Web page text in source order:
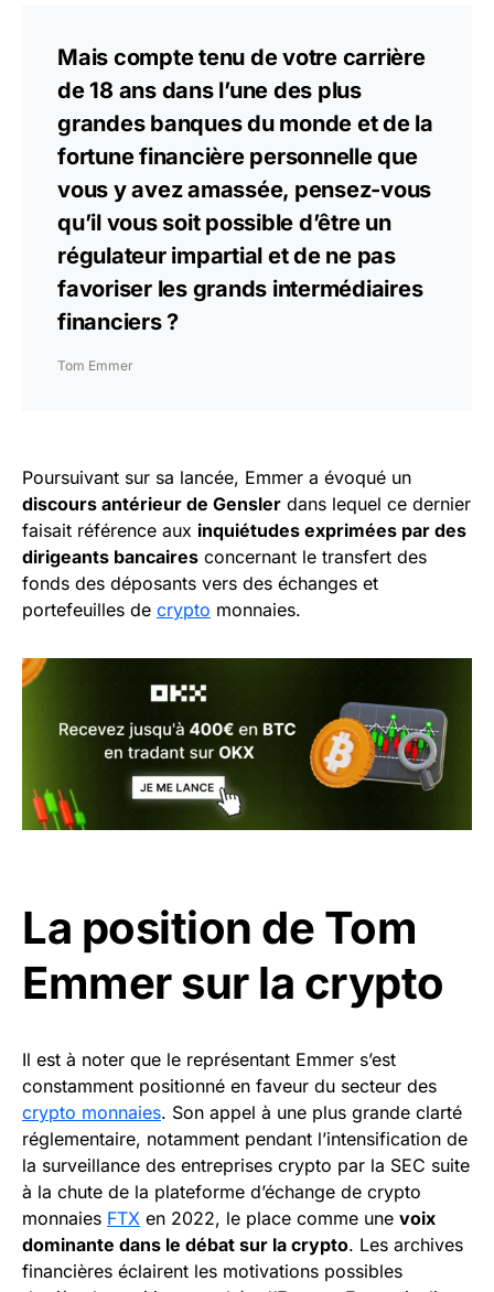
Mais compte tenu de votre carrière
de 18 ans dans l’une des plus
grandes banques du monde et de la
fortune financière personnelle que
vous y avez amassée, pensez-vous
qu’il vous soit possible d’être un
régulateur impartial et de ne pas
favoriser les grands intermédiaires
financiers ?
Tom Emmer
Poursuivant sur sa lancée, Emmer a évoqué un
discours antérieur de Gensler dans lequel ce dernier
faisait référence aux inquiétudes exprimées par des
dirigeants bancaires concernant le transfert des
fonds des déposants vers des échanges et
portefeuilles de crypto monnaies.
La position de Tom
Emmer sur la crypto
Il est à noter que le représentant Emmer s’est
constamment positionné en faveur du secteur des
crypto monnaies. Son appel à une plus grande clarté
réglementaire, notamment pendant l’intensification de
la surveillance des entreprises crypto par la SEC suite
à la chute de la plateforme d’échange de crypto
monnaies FTX en 2022, le place comme une voix
dominante dans le débat sur la crypto. Les archives
financières éclairent les motivations possibles